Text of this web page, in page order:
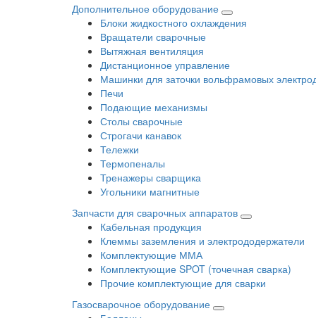
Дополнительное оборудование
Блоки жидкостного охлаждения
Вращатели сварочные
Вытяжная вентиляция
Дистанционное управление
Машинки для заточки вольфрамовых
Печи
Подающие механизмы
Столы сварочные
Строгачи канавок
Тележки
Термопеналы
Тренажеры сварщика
Угольники магнитные
Запчасти для сварочных аппаратов
Кабельная продукция
Клеммы заземления и электрододержатели
Комплектующие ММА
Комплектующие SPOT (точечная сварка)
Прочие комплектующие для сварки
Газосварочное оборудование